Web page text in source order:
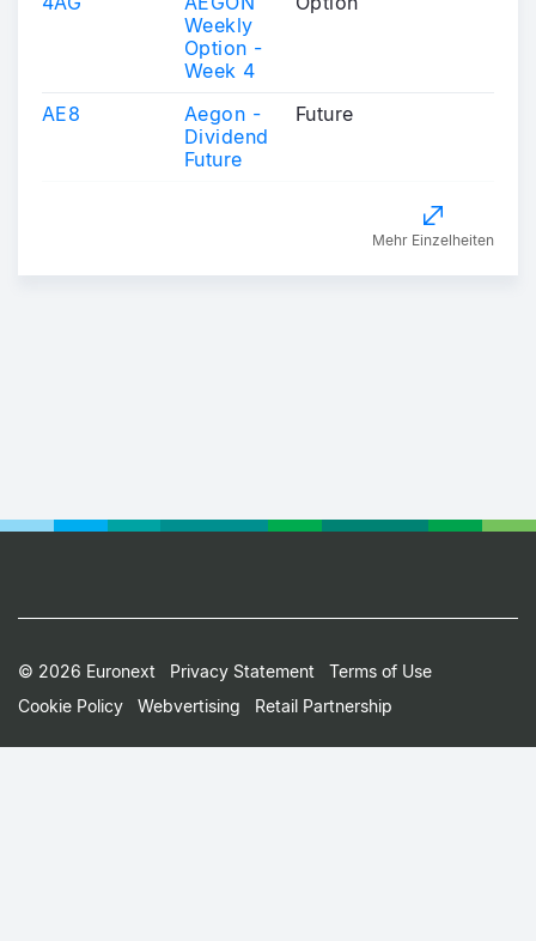
Weekly
Option -
Week 4
AE8
Aegon -
Dividend
Future
Future
Mehr Einzelheiten
Footer
Small
Print
© 2026 Euronext Privacy Statement
Terms of Use
Cookie Policy
Webvertising Retail Partnership